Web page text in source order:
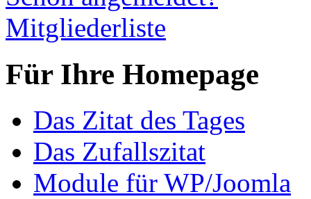
Mitgliederliste
Für Ihre Homepage
Das Zitat des Tages
Das Zufallszitat
Module für WP/Joomla